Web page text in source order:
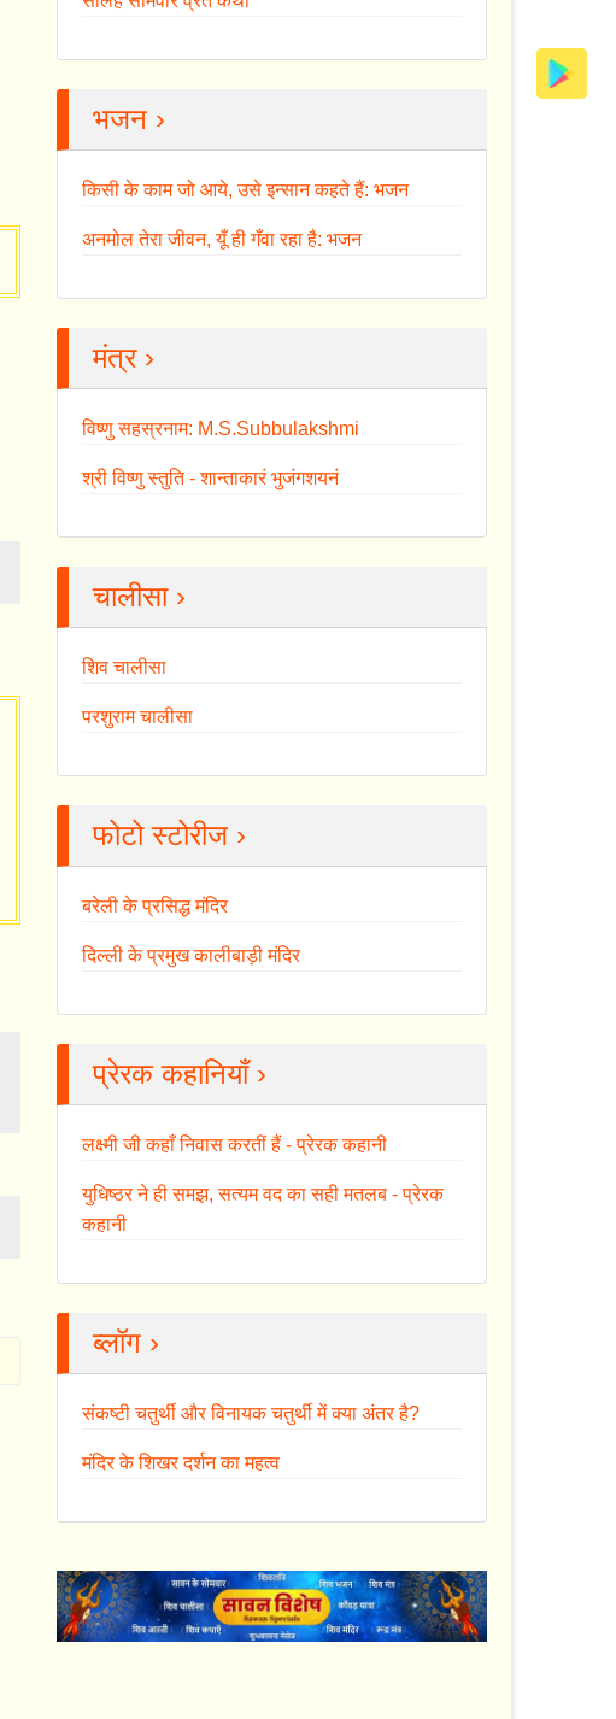
भजन ›
किसी के काम जो आये, उसे इन्सान कहते हैं: भजन
अनमोल तेरा जीवन, यूँ ही गँवा रहा है: भजन
मंत्र ›
विष्णु सहस्रनाम: M.S.Subbulakshmi
श्री विष्णु स्तुति - शान्ताकारं भुजंगशयनं
चालीसा ›
शिव चालीसा
परशुराम चालीसा
फोटो स्टोरीज ›
बरेली के प्रसिद्ध मंदिर
दिल्ली के प्रमुख कालीबाड़ी मंदिर
प्रेरक कहानियाँ ›
लक्ष्मी जी कहाँ निवास करतीं हैं - प्रेरक कहानी
युधिष्ठर ने ही समझ, सत्यम वद का सही मतलब - प्रेरक
कहानी
ब्लॉग ›
संकष्टी चतुर्थी और विनायक चतुर्थी में क्या अंतर है?
मंदिर के शिखर दर्शन का महत्व